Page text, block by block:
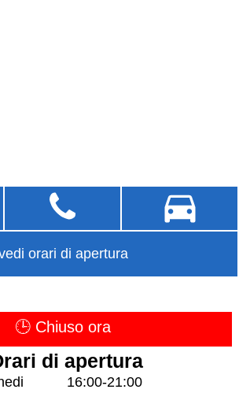
orari di apertura
🕒 Chiuso ora
di apertura
16:00-21:00